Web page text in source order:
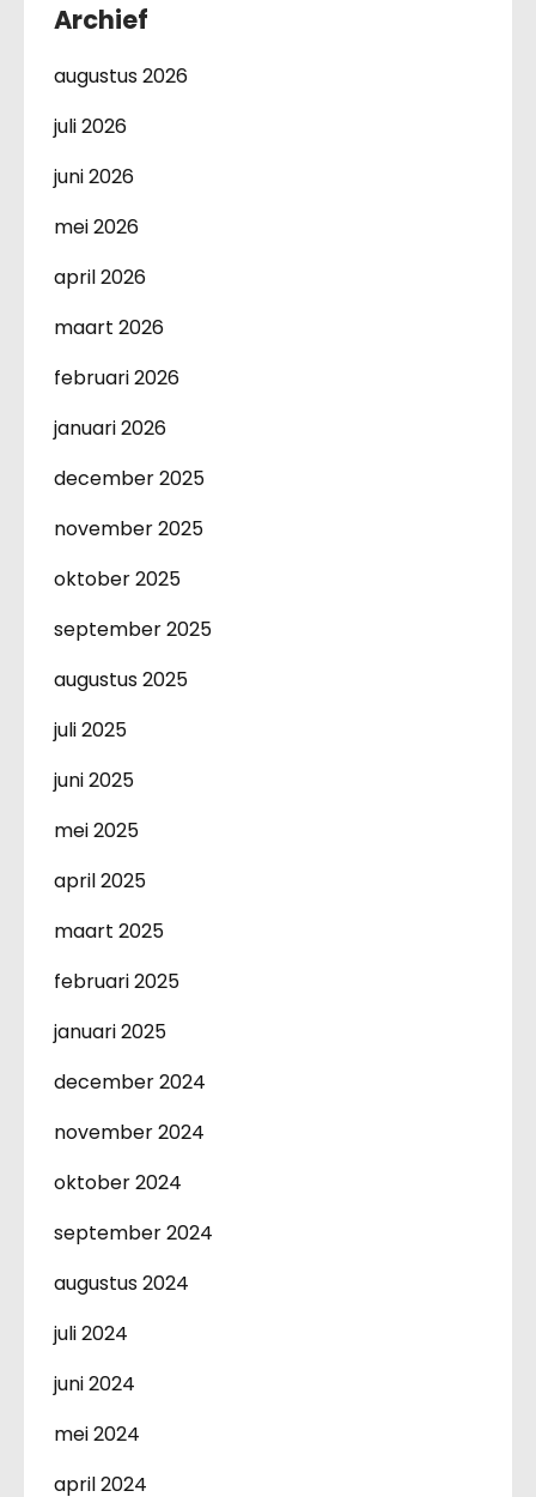
Archief
augustus 2026
juli 2026
juni 2026
mei 2026
april 2026
maart 2026
februari 2026
januari 2026
december 2025
november 2025
oktober 2025
september 2025
augustus 2025
juli 2025
juni 2025
mei 2025
april 2025
maart 2025
februari 2025
januari 2025
december 2024
november 2024
oktober 2024
september 2024
augustus 2024
juli 2024
juni 2024
mei 2024
april 2024